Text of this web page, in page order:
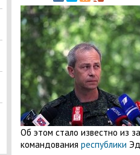
Об этом стало известно из
командования республики